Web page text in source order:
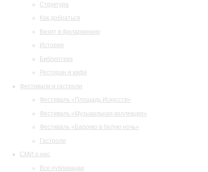
Структура
Как добраться
Визит в филармонию
История
Библиотека
Ресторан и кафе
Фестивали и гастроли
Фестиваль «Площадь Искусств»
Фестиваль «Музыкальная коллекция»
Фестиваль «Барокко в белую ночь»
Гастроли
СМИ о нас
Все публикации